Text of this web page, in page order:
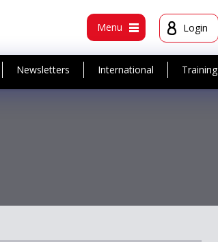
Menu Login
Newsletters International Training